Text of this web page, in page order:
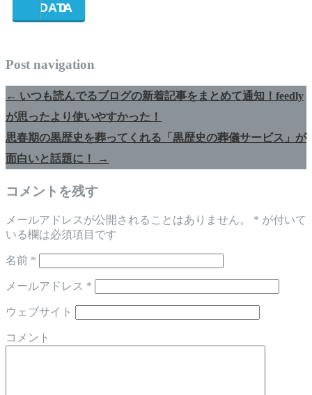
DATA
0
Post navigation
← いつも読んでるブログの新着記事をまとめて通知！feedly
が思ったより使いやすかった！
思春期の黒歴史を葬ってくれる「黒歴史の葬儀サービス」が
面白いと話題に！
→
コメントを残す
メールアドレスが公開されることはありません。 * が付いて
いる欄は必須項目です
名前 *
メールアドレス *
ウェブサイト
コメント